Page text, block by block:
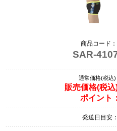
商品コード：
SAR-
通常価格(税込)
販売価格(税込)
ポイント
発送日目安